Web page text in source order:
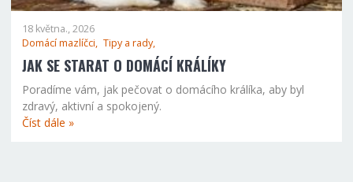
18 května., 2026
Domácí mazlíčci, Tipy a rady,
JAK SE STARAT O DOMÁCÍ KRÁLÍKY
Poradíme vám, jak pečovat o domácího králíka, aby byl
zdravý, aktivní a spokojený.
Číst dále »